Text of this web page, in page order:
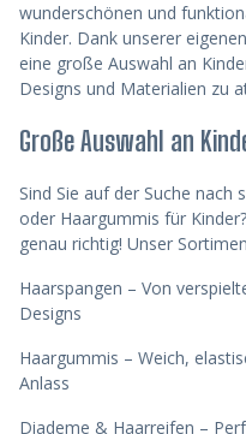
wunderschönen und
Kinder. Dank unserer
eine große Auswahl an
Designs und Materialien zu
Große Auswahl an
Sind Sie auf der Suche nach
oder Haargummis für
genau richtig! Unser
Haarspangen – Von
Designs
Haargummis – Weich,
Anlass
Diademe & Haarreifen –